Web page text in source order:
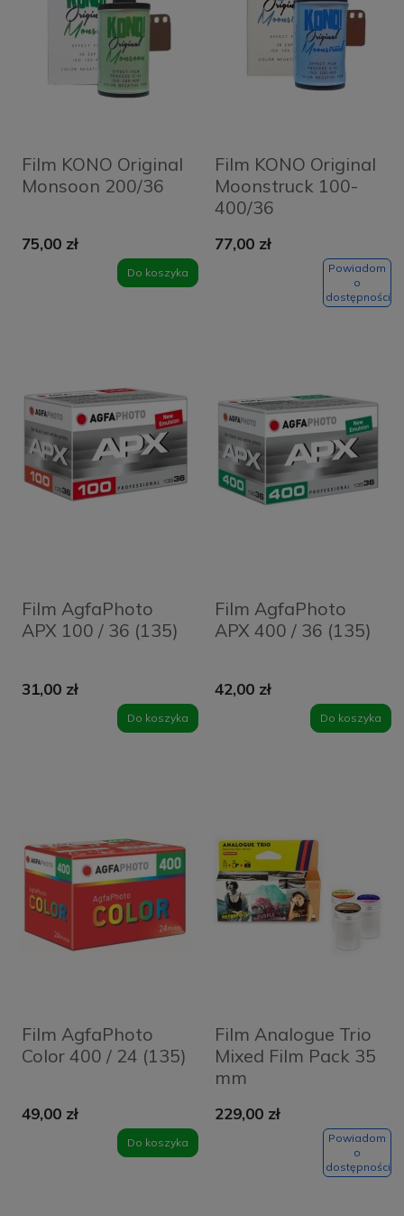
Film KONO Original
Monsoon 200/36
75,00 zł
Do koszyka
Film KONO Original
Moonstruck 100-
400/36
77,00 zł
Powiadom
o
dostępności
Film AgfaPhoto
APX 100 / 36 (135)
31,00 zł
Do koszyka
Film AgfaPhoto
APX 400 / 36 (135)
42,00 zł
Do koszyka
Film AgfaPhoto
Color 400 / 24 (135)
49,00 zł
Do koszyka
Film Analogue Trio
Mixed Film Pack 35
mm
229,00 zł
Powiadom
o
dostępności